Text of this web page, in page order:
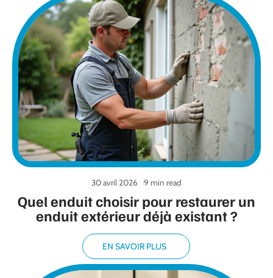
Quel enduit choisir pour restaurer un
enduit extérieur déjà existant ?
30 avril 2026 9 min read
EN SAVOIR PLUS